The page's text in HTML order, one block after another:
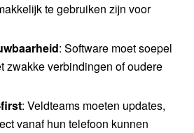
te gebruiken zijn voor
: Software moet soepel
zwakke verbindingen of oudere
: Veldteams moeten updates,
vanaf hun telefoon kunnen